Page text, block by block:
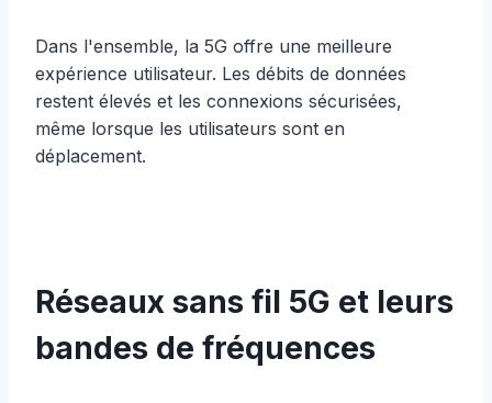
Dans l'ensemble, la 5G offre une meilleure
expérience utilisateur. Les débits de données
restent élevés et les connexions sécurisées,
même lorsque les utilisateurs sont en
déplacement.
Réseaux sans fil 5G et leurs
bandes de fréquences